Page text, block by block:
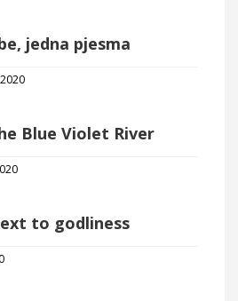
jedna pjesma
Blue Violet River
to godliness